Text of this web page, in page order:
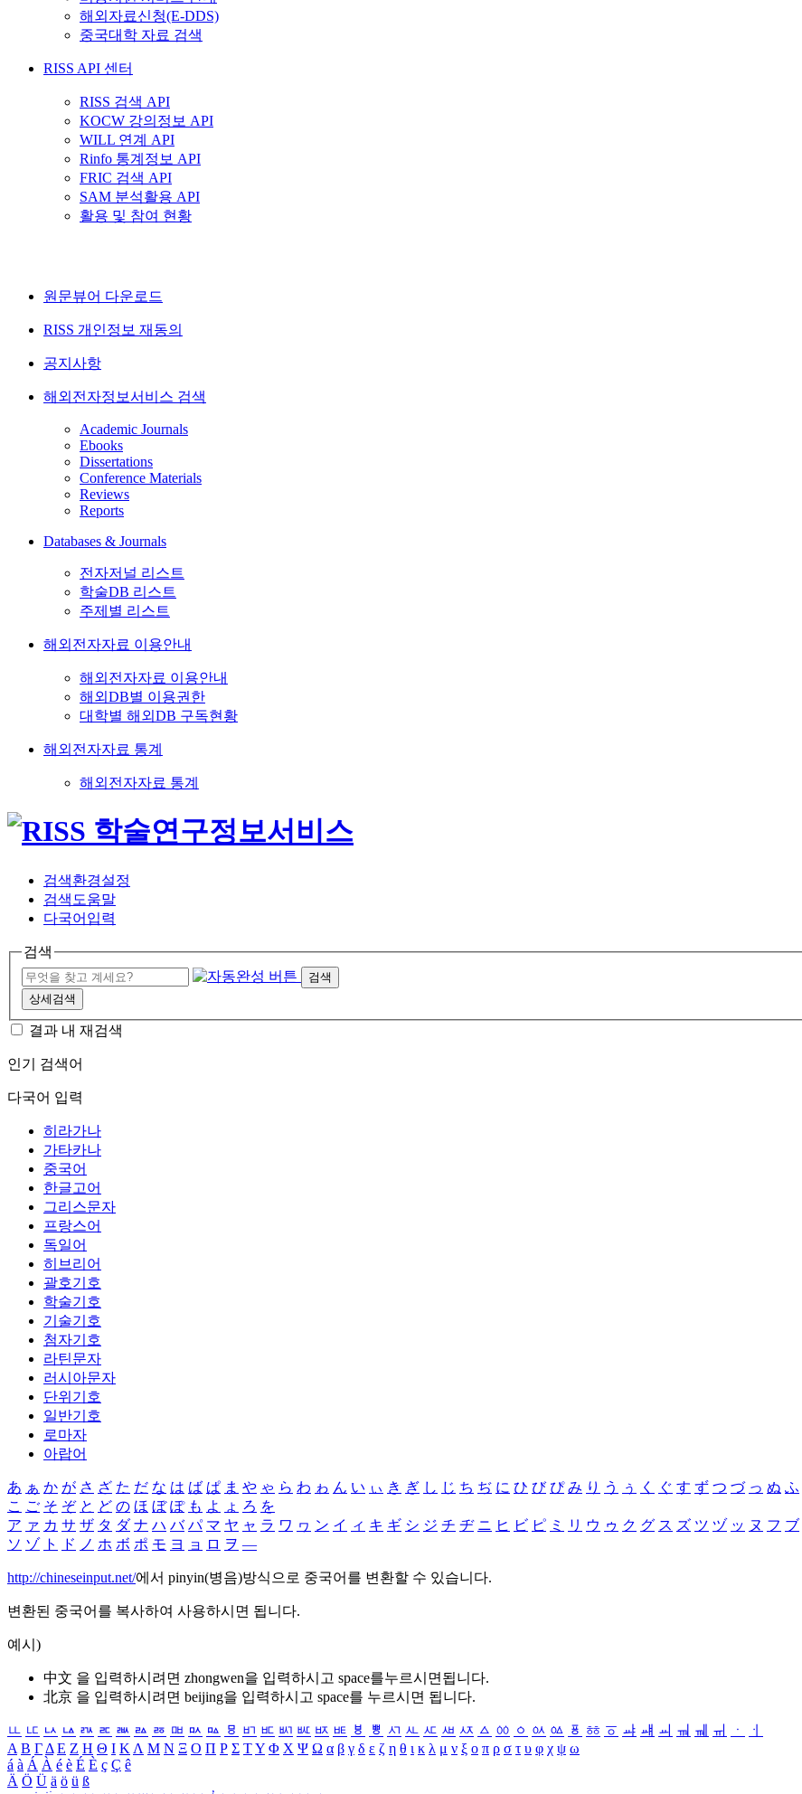
해외자료신청(E-DDS)
중국대학 자료 검색
RISS API 센터
RISS 검색 API
KOCW 강의정보 API
WILL 연계 API
Rinfo 통계정보 API
FRIC 검색 API
SAM 분석활용 API
활용 및 참여 현황
원문뷰어 다운로드
RISS 개인정보 재동의
공지사항
해외전자정보서비스 검색
Academic Journals
Ebooks
Dissertations
Conference Materials
Reviews
Reports
Databases & Journals
전자저널 리스트
학술DB 리스트
주제별 리스트
해외전자자료 이용안내
해외전자자료 이용안내
해외DB별 이용권한
대학별 해외DB 구독현황
해외전자자료 통계
해외전자자료 통계
검색환경설정
검색도움말
다국어입력
검색
검색
상세검색
결과 내 재검색
인기 검색어
다국어 입력
히라가나
가타카나
중국어
한글고어
그리스문자
프랑스어
독일어
히브리어
괄호기호
학술기호
기술기호
첨자기호
라틴문자
러시아문자
단위기호
일반기호
로마자
아랍어
あ ぁ か が さ ざ た だ な は ば ぱ ま や ゃ ら わ ゎ ん い ぃ き ぎ し じ ち ぢ に ひ び ぴ み り う ぅ く ぐ す ず つ づ っ ぬ ふ
こ ご そ ぞ と ど の ほ ぼ ぽ も よ ょ ろ を
ア ァ カ サ ザ タ ダ ナ ハ バ パ マ ヤ ャ ラ ワ ヮ ン イ ィ キ ギ シ ジ チ ヂ ニ ヒ ビ ピ ミ リ ウ ゥ ク グ ス ズ ツ ヅ ッ ヌ フ ブ
ソ ゾ ト ド ノ ホ ボ ポ モ ヨ ョ ロ ヲ ―
http://chineseinput.net/에서 pinyin(병음)방식으로 중국어를 변환할 수 있습니다.
변환된 중국어를 복사하여 사용하시면 됩니다.
예시)
中文 을 입력하시려면 zhongwen을 입력하시고 space를누르시면됩니다.
北京 을 입력하시려면 beijing을 입력하시고 space를 누르시면 됩니다.
ㅥ ㅦ ㅧ ㅨ ㅩ ㅪ ㅫ ㅬ ㅭ ㅮ ㅯ ㅰ ㅱ ㅲ ㅳ ㅴ ㅵ ㅶ ㅷ ㅸ ㅹ ㅺ ㅻ ㅼ ㅽ ㅾ ㅿ ㆀ ㆁ ㆂ ㆃ ㆄ ㆅ ㆆ ㆇ ㆈ ㆉ ㆊ ㆋ ㆌ ㆍ
ㆎ
Α Β ΓΔ Ε Ζ Η Θ Ι ΚΛ Μ Ν Ξ Ο Π Ρ Σ ΤΥ Φ Χ Ψ Ω α β γ δ ε ζ η θ ι κ λ μ ν ξ ο π ρ σ τ υ φ χ ψ ω
á à Á À é è É È ç Ç ê
Ä Ö Ü ä ö ü ß